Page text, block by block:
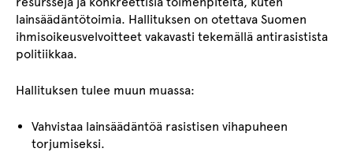
lainsäädäntötoimia. Hallituksen on otettava Suomen
ihmisoikeusvelvoitteet vakavasti tekemällä antirasistista
politiikkaa.
Hallituksen tulee muun muassa:
Vahvistaa lainsäädäntöä rasistisen vihapuheen
torjumiseksi.